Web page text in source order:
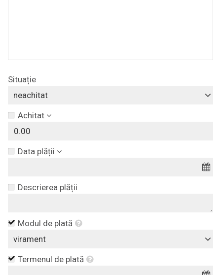
Situație
neachitat
Achitat
Data plății
Descrierea plății
Modul de plată
virament
Termenul de plată